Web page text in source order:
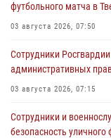
футбольного матча в
03 августа 2026, 07:50
Сотрудники
административных
03 августа 2026, 07:15
Сотрудники и
безопасность